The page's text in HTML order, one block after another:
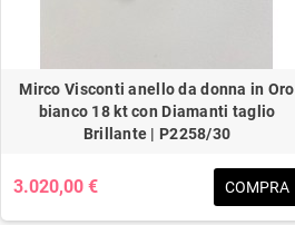
Mirco Visconti anello da donna in Oro
bianco 18 kt con Diamanti taglio
Brillante | P2258/30
3.020,00 € COMPRA